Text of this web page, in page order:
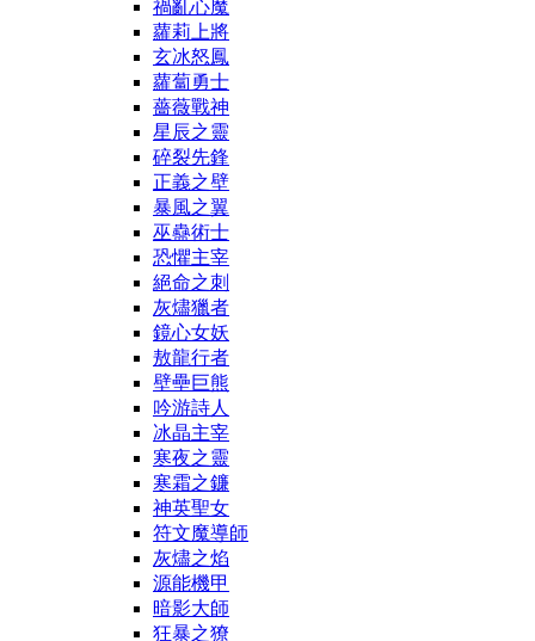
禍亂心魔
蘿莉上將
玄冰怒鳳
蘿蔔勇士
薔薇戰神
星辰之靈
碎裂先鋒
正義之壁
暴風之翼
巫蠱術士
恐懼主宰
絕命之刺
灰燼獵者
鏡心女妖
敖龍行者
壁壘巨熊
吟游詩人
冰晶主宰
寒夜之靈
寒霜之鐮
神英聖女
符文魔導師
灰燼之焰
源能機甲
暗影大師
狂暴之獠